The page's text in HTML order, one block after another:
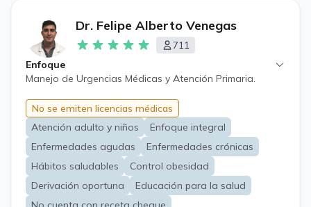
Dr. Felipe Alberto Venegas
711
Enfoque
Manejo de Urgencias Médicas y Atención Primaria.
No se emiten licencias médicas
Atención adulto y niños
Enfoque integral
Enfermedades agudas
Enfermedades crónicas
Hábitos saludables
Control obesidad
Derivación oportuna
Educación para la salud